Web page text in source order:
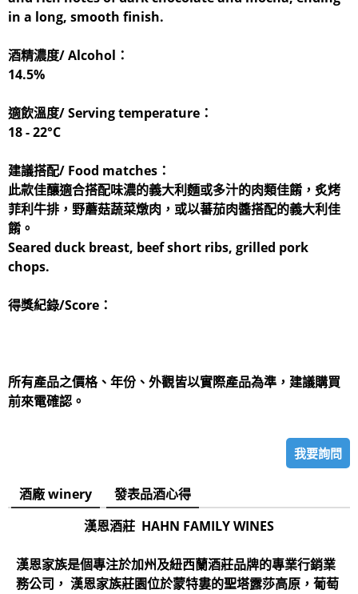
in a long, smooth finish.
酒精濃度/ Alcohol：
14.5%
適飲溫度/ Serving temperature：
18 - 22°C
建議搭配/ Food matches：
此款佳釀適合搭配味濃的義大利麵或多汁的肉類佳餚，炙烤
菲利牛排，野蘑菇蔬菜燉肉，或以蕃茄肉醬搭配的義大利佳
餚。
Seared duck breast, beef short ribs, grilled pork
chops.
得獎紀錄/Score：
所有產品之價格、年份、外觀皆以實際產品為準，建議購買
前來電確認。
我要詢問
酒廠 winery
發表品酒心得
漢恩酒莊 HAHN FAMILY WINES
漢恩家族是個專注於加州及紐西蘭酒莊品牌的專業行銷業
務公司， 漢恩家族莊園位於蒙特婁的聖塔露莎高原，葡萄